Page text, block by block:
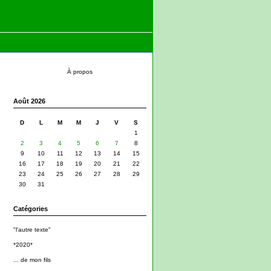
À propos
Août 2026
D L M M J V
S
1
2
3 4 5 6 7
8
9
10 11 12 13 14
15
16
17 18 19 20 21
22
23
24 25 26 27 28
29
30
31
Catégories
"l'autre texte"
*2020*
... de mon fils